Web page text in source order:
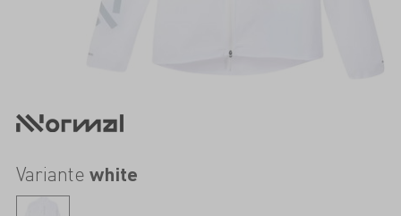
Variante white